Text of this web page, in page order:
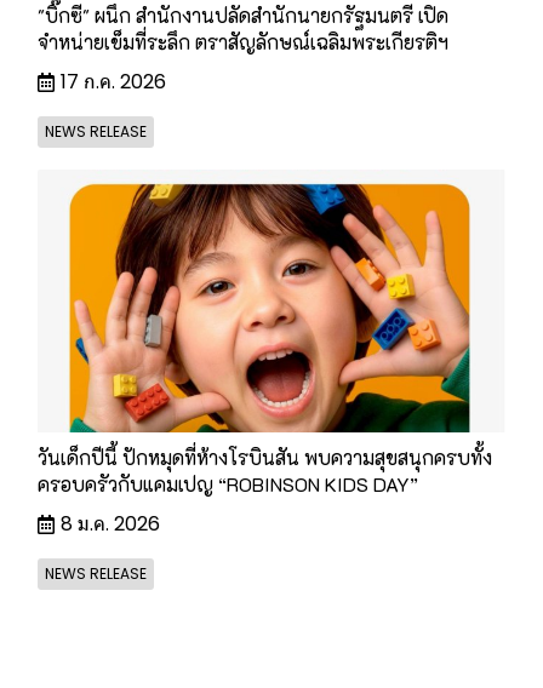
"บิ๊กซี" ผนึก สำนักงานปลัดสำนักนายกรัฐมนตรี เปิด
จำหน่ายเข็มที่ระลึก ตราสัญลักษณ์เฉลิมพระเกียรติฯ
17 ก.ค. 2026
NEWS RELEASE
วันเด็กปีนี้ ปักหมุดที่ห้างโรบินสัน พบความสุขสนุกครบทั้ง
ครอบครัวกับแคมเปญ “ROBINSON KIDS DAY”
8 ม.ค. 2026
NEWS RELEASE